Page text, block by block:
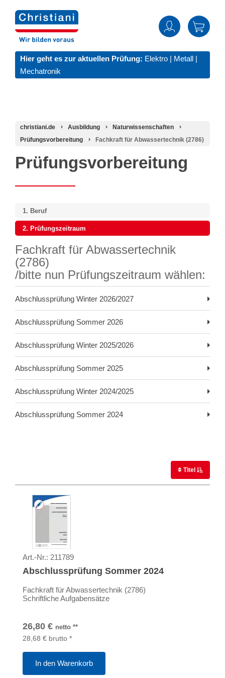
Hier geht es zur aktuellen Prüfung: Elektro | Metall |
Mechatronik
christiani.de Ausbildung
Naturwissenschaften
Prüfungsvorbereitung
Fachkraft für Abwassertechnik (2786)
Prüfungsvorbereitung
Fachkraft für Abwassertechnik
(2786)
/bitte nun Prüfungszeitraum wählen:
1. Beruf
2. Prüfungszeitraum
Abschlussprüfung Winter 2026/2027
Abschlussprüfung Sommer 2026
Abschlussprüfung Winter 2025/2026
Abschlussprüfung Sommer 2025
Abschlussprüfung Winter 2024/2025
Abschlussprüfung Sommer 2024
Titel
Art.-Nr.: 211789
Abschlussprüfung Sommer 2024
Fachkraft für Abwassertechnik (2786)
Schriftliche Aufgabensätze
26,80 € netto **
28,68 € brutto *
In den Warenkorb